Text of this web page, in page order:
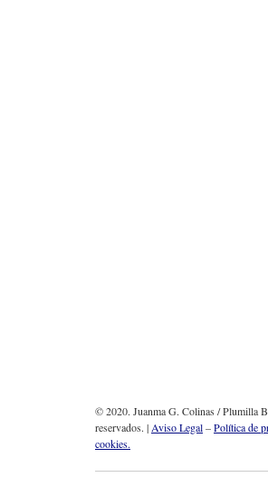
© 2020. Juanma G. Colinas / Plumilla
reservados. |Aviso Legal–Política de
cookies.